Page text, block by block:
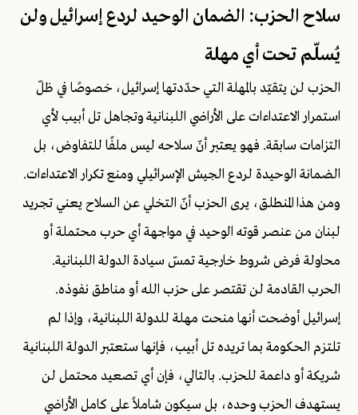
سلاح الحزب: الضمان الوحيد لردع إسرائيل ولن
يُسلّم تحت أي مهلة
الحزب لن يتقيّد بالمهلة التي حدّدتها إسرائيل، خصوصًا في ظلّ
استمرار الاعتداءات على الأراضي اللبنانية وتجاهل تل أبيب لأي
التزامات سابقة. فهو يعتبر أنّ سلاحه ليس ملفًا للتفاوض، بل
الضمانة الوحيدة لردع الجيش الإسرائيلي ومنع تكرار الاعتداءات.
ومن هذا المنطلق، يرى الحزب أنّ التخلي عن السلاح يعني تجريد
لبنان من عنصر قوته الوحيد في مواجهة أي حرب محتملة أو
محاولة فرض شروط خارجية تمسّ سيادة الدولة اللبنانية.
الحرب القادمة لن تقتصر على حزب الله أو مناطق نفوذه.
إسرائيل أوضحت أنها منحت مهلة للدولة اللبنانية، وإذا لم
تلتزم الحكومة بما تريده تل أبيب، فإنها ستعتبر الدولة اللبنانية
شريكة أو داعمة للحزب. بالتالي، فإن أي تصعيد محتمل لن
يستهدف الحزب وحده، بل سيكون شاملاً على كامل الأراضي